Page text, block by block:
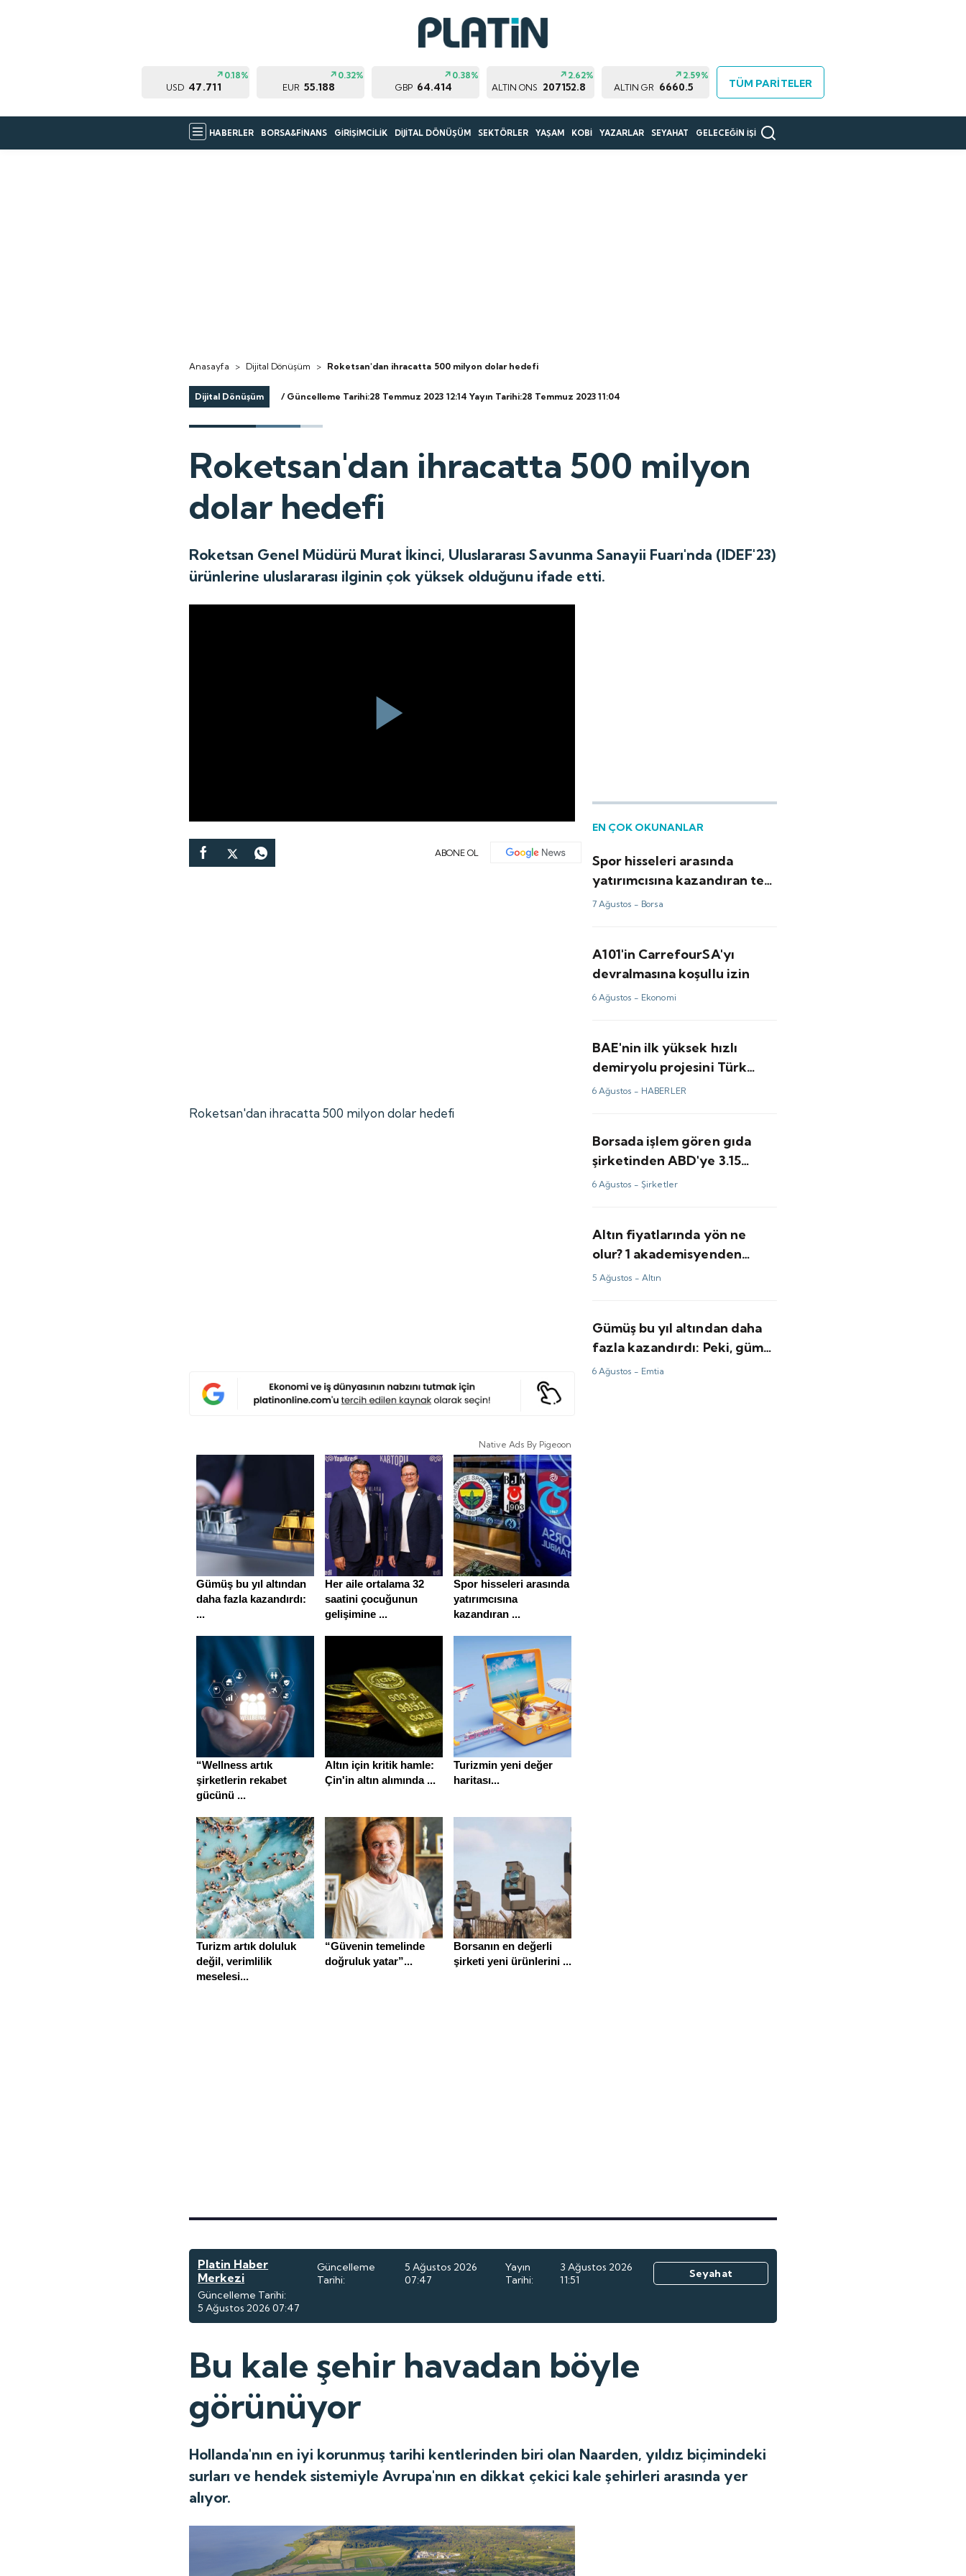
USD 47.711
0.18%
EUR 55.188
0.32%
GBP 64.414
0.38%
ALTIN ONS 207152.8
2.62%
ALTIN GR 6660.5
2.59%
TÜM PARİTELER
HABERLER BORSA&FİNANS GİRİŞİMCİLİK DİJİTAL DÖNÜŞÜM SEKTÖRLER YAŞAM KOBİ YAZARLAR SEYAHAT GELECEĞİN İŞİ
Anasayfa > Dijital Dönüşüm > Roketsan'dan ihracatta 500 milyon dolar hedefi
Dijital Dönüşüm / Güncelleme Tarihi:28 Temmuz 2023 12:14 Yayın Tarihi:28 Temmuz 2023 11:04
Roketsan'dan ihracatta 500 milyon
dolar hedefi
Roketsan Genel Müdürü Murat İkinci, Uluslararası Savunma Sanayii Fuarı'nda (IDEF'23)
ürünlerine uluslararası ilginin çok yüksek olduğunu ifade etti.
Play
ABONE OL
Roketsan'dan ihracatta 500 milyon dolar hedefi
Native Ads By Pigeoon
Gümüş bu yıl altından
daha fazla kazandırdı:
...
Her aile ortalama 32
saatini çocuğunun
gelişimine ...
Spor hisseleri arasında
yatırımcısına
kazandıran ...
“Wellness artık
şirketlerin rekabet
gücünü ...
Altın için kritik hamle:
Çin'in altın alımında ...
Turizmin yeni değer
haritası...
Turizm artık doluluk
değil, verimlilik
meselesi...
“Güvenin temelinde
doğruluk yatar”...
Borsanın en değerli
şirketi yeni ürünlerini ...
EN ÇOK OKUNANLAR
Spor hisseleri arasında
yatırımcısına kazandıran tek
kulüp oldu
7 Ağustos - Borsa
A101'in CarrefourSA'yı
devralmasına koşullu izin
6 Ağustos - Ekonomi
BAE'nin ilk yüksek hızlı
demiryolu projesini Türk
firması yapacak
6 Ağustos - HABERLER
Borsada işlem gören gıda
şirketinden ABD'ye 3.15
milyon dolarlık satış
6 Ağustos - Şirketler
Altın fiyatlarında yön ne
olur? 1 akademisyenden
yorum var
5 Ağustos -Altın
Gümüş bu yıl altından daha
fazla kazandırdı: Peki, gümüş
fiyatları için bundan sonrası
6 Ağustos - Emtia
Platin Haber
Merkezi
Güncelleme
Tarihi:
5 Ağustos 2026
07:47
Yayın
Tarihi:
3 Ağustos 2026
11:51
Seyahat
Güncelleme Tarihi:
5 Ağustos 2026 07:47
Bu kale şehir havadan böyle
görünüyor
Hollanda'nın en iyi korunmuş tarihi kentlerinden biri olan Naarden, yıldız biçimindeki
surları ve hendek sistemiyle Avrupa'nın en dikkat çekici kale şehirleri arasında yer
alıyor.